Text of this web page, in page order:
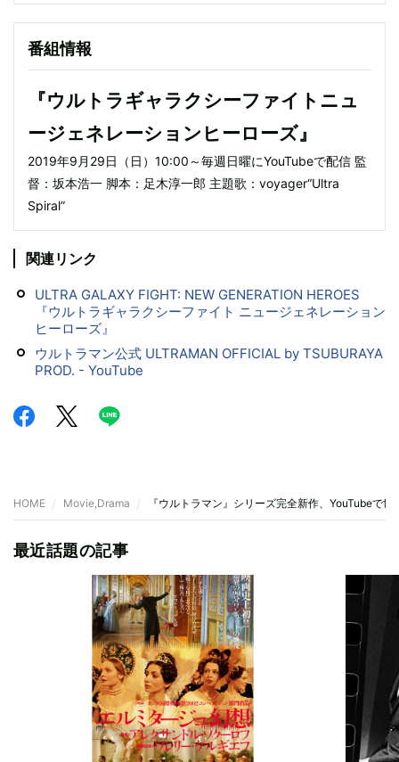
番組情報
『ウルトラギャラクシーファイトニュ
ージェネレーションヒーローズ』
2019年9月29日（日）10:00～毎週日曜にYouTubeで配信 監
督：坂本浩一 脚本：足木淳一郎 主題歌：voyager“Ultra
Spiral”
関連リンク
ULTRA GALAXY FIGHT: NEW GENERATION HEROES
『ウルトラギャラクシーファイト ニュージェネレーション
ヒーローズ』
ウルトラマン公式 ULTRAMAN OFFICIAL by TSUBURAYA
PROD. - YouTube
HOME Movie,Drama 『ウルトラマン』シリーズ完全新作、YouTubeで
最近話題の記事